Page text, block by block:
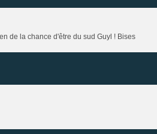
de la chance d'être du sud Guyl ! Bises